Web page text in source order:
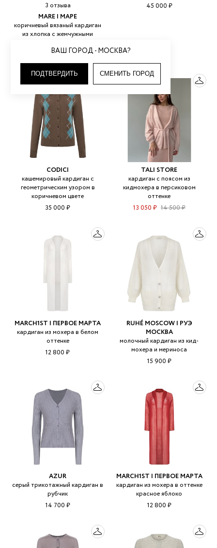
ВАШ ГОРОД - МОСКВА?
ПОДТВЕРДИТЬ СМЕНИТЬ ГОРОД
3 отзыва
MARE | МАРЕ
коричневый вязаный кардиган
из хлопка с жемчужными
9 200 ₽
45 000 ₽
CODICI
кашемировый кардиган с
геометрическим узором в
коричневом цвете
35 000 ₽
TALI STORE
кардиган с поясом из
кидмохера в персиковом
оттенке
13 050 ₽ 14 500 ₽
MARCH1ST | ПЕРВОЕ МАРТА
кардиган из мохера в белом
оттенке
12 800 ₽
RUHÉ MOSCOW | РУЭ
МОСКВА
молочный кардиган из кид-
мохера и мериноса
15 900 ₽
AZUR
серый трикотажный кардиган в
рубчик
14 700 ₽
MARCH1ST | ПЕРВОЕ МАРТА
кардиган из мохера в оттенке
красное яблоко
12 800 ₽